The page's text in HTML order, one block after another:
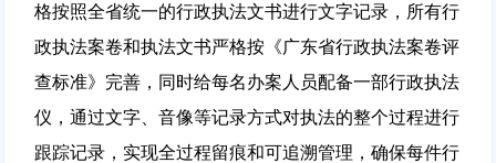
格按照全省统一的行政执法文书进行文字记录，所有行
政执法案卷和执法文书严格按《广东省行政执法案卷评
查标准》完善，同时给每名办案人员配备一部行政执法
仪，通过文字、音像等记录方式对执法的整个过程进行
跟踪记录，实现全过程留痕和可追溯管理，确保每件行